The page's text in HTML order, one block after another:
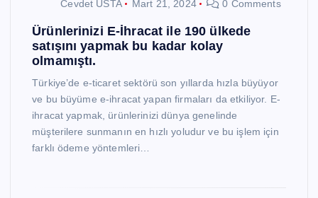
Cevdet USTA Mart 21, 2024 0 Comments
Ürünlerinizi E-İhracat ile 190 ülkede
satışını yapmak bu kadar kolay
olmamıştı.
Türkiye’de e-ticaret sektörü son yıllarda hızla büyüyor
ve bu büyüme e-ihracat yapan firmaları da etkiliyor. E-
ihracat yapmak, ürünlerinizi dünya genelinde
müşterilere sunmanın en hızlı yoludur ve bu işlem için
farklı ödeme yöntemleri…